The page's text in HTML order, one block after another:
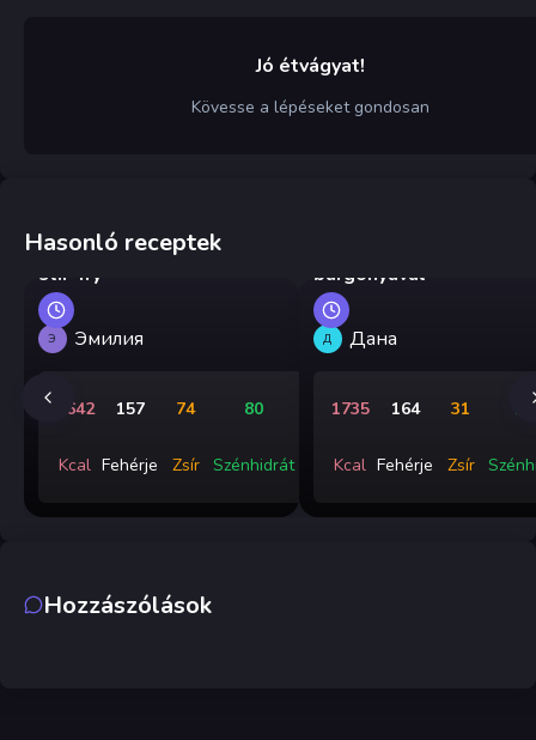
Jó étvágyat!
Kövesse a lépéseket gondosan
Hasonló receptek
Kínai csirkés-padlizsános
stir-fry
Э Эмилия
1642
Kcal
157
Fehérje
74
Zsír
80
Szénhidrát
burgonyával
Д Дана
1735
Kcal
164
Fehérje
31
Zsír
Hozzászólások